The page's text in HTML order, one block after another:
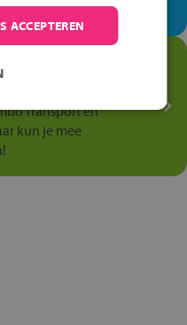
en Logistiek
Transport en
kun je mee
ACCEPTEREN